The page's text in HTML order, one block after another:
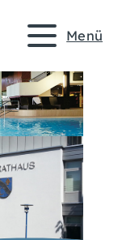
Menü